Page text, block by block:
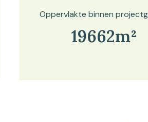
Oppervlakte binnen
19662m²